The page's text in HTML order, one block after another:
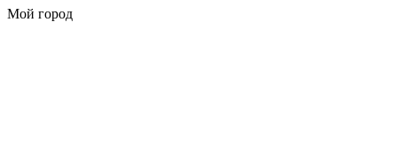
Мой город